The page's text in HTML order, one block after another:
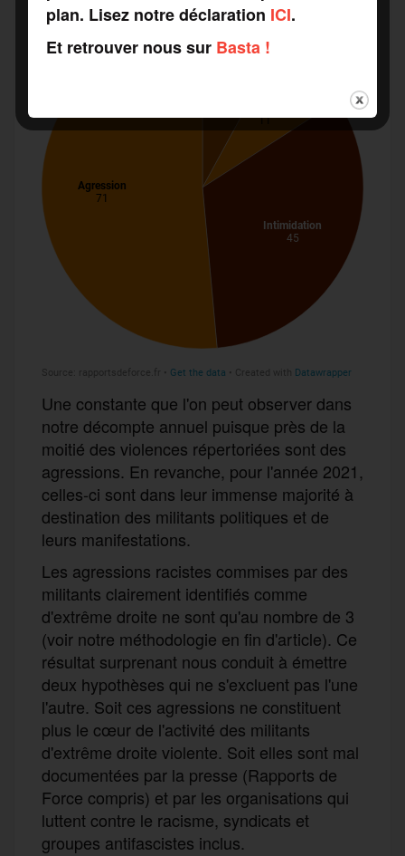
Une constante que l'on peut observer dans
notre décompte annuel puisque près de la
moitié des violences répertoriées sont des
agressions. En revanche, pour l'année 2021,
celles-ci sont dans leur immense majorité à
destination des militants politiques et de
leurs manifestations.
Les agressions racistes commises par des
militants clairement identifiés comme
d'extrême droite ne sont qu'au nombre de 3
(voir notre méthodologie en fin d'article). Ce
résultat surprenant nous conduit à émettre
deux hypothèses qui ne s'excluent pas l'une
l'autre. Soit ces agressions ne constituent
plus le cœur de l'activité des militants
d'extrême droite violente. Soit elles sont mal
documentées par la presse (Rapports de
Force compris) et par les organisations qui
luttent contre le racisme, syndicats et
groupes antifascistes inclus.
plan. Lisez notre déclaration ICI.
Et retrouver nous sur Basta !